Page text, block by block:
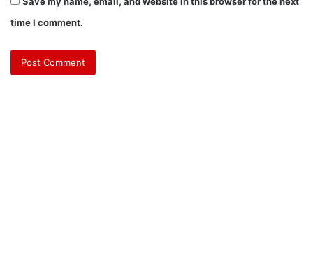
time I comment.